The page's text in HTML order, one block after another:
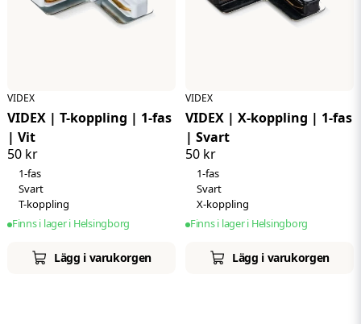
VIDEX
VIDEX | T-koppling | 1-fas
| Vit
50 kr
1-fas
Svart
T-koppling
Finns i lager i Helsingborg
Lägg i varukorgen
VIDEX
VIDEX | X-koppling | 1-fas
| Svart
50 kr
1-fas
Svart
X-koppling
Finns i lager i Helsingborg
Lägg i varukorgen